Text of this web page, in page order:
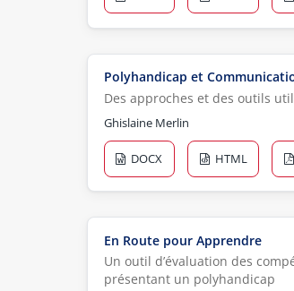
Polyhandicap et
Des approches et des outils
Ghislaine Merlin
DOCX
HTML
En Route pour Apprendre
Un outil d’évaluation des
présentant un polyhandicap